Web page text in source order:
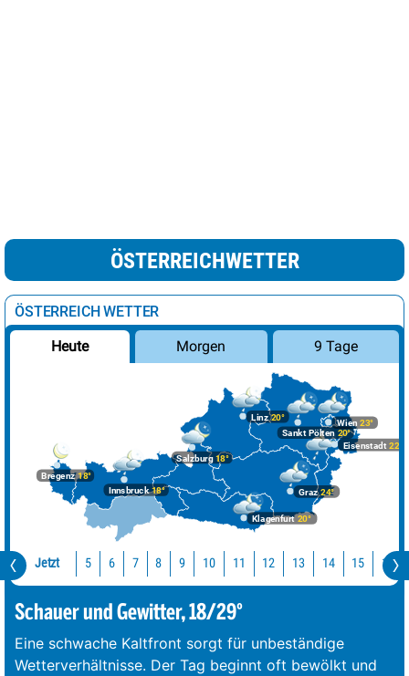
ÖSTERREICHWETTER
ÖSTERREICH WETTER
Heute Morgen 9 Tage
Bregenz18°
Graz24°
Innsbruck18°
Klagenfurt 20°
Linz20°
Salzburg18°
Wien 23°
Eisenstadt 22°
Sankt Pölten20°
Jetzt 5 6 7 8 9 10 11 12 13 14 15 16
Schauer und Gewitter, 18/29°
Eine schwache Kaltfront sorgt für unbeständige
Wetterverhältnisse. Der Tag beginnt oft bewölkt und